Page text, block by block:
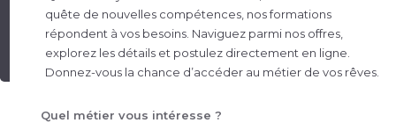
quête de nouvelles compétences, nos formations
répondent à vos besoins. Naviguez parmi nos offres,
explorez les détails et postulez directement en ligne.
Donnez-vous la chance d’accéder au métier de vos rêves.
Quel métier vous intéresse ?